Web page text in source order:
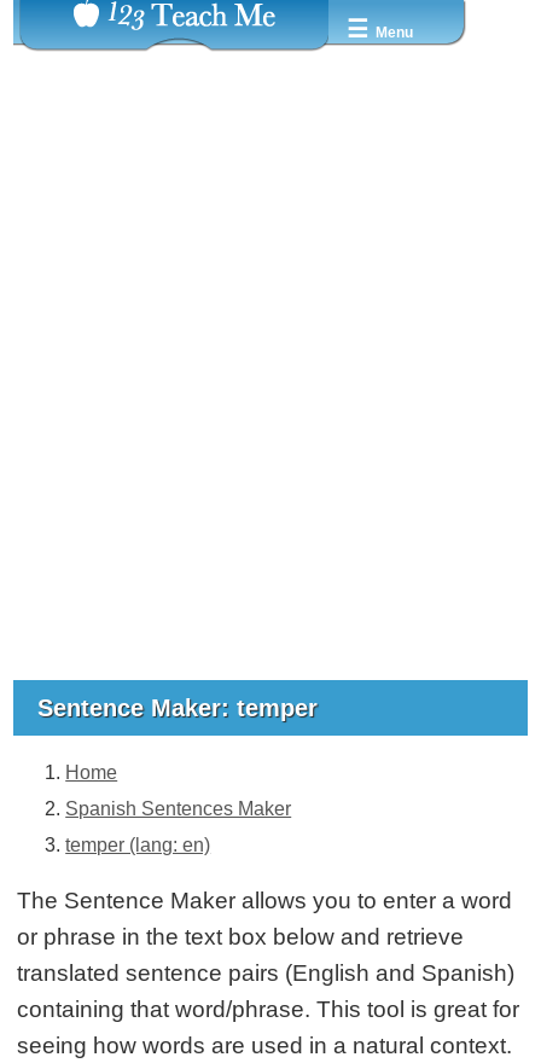
☰ Menu
Sentence Maker: temper
Home
Spanish Sentences Maker
temper (lang: en)
The Sentence Maker allows you to enter a word
or phrase in the text box below and retrieve
translated sentence pairs (English and Spanish)
containing that word/phrase. This tool is great for
seeing how words are used in a natural context.